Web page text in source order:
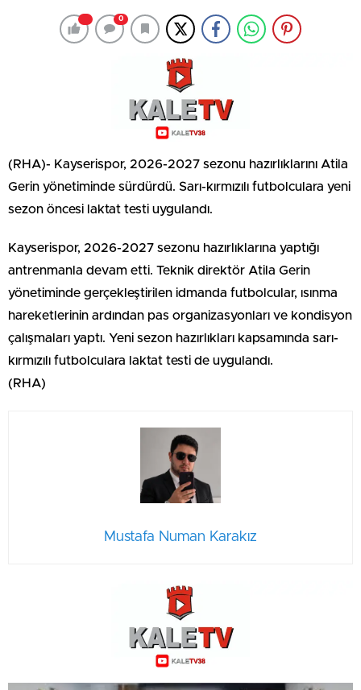
0
(RHA)- Kayserispor, 2026-2027 sezonu hazırlıklarını Atila
Gerin yönetiminde sürdürdü. Sarı-kırmızılı futbolculara yeni
sezon öncesi laktat testi uygulandı.
Kayserispor, 2026-2027 sezonu hazırlıklarına yaptığı
antrenmanla devam etti. Teknik direktör Atila Gerin
yönetiminde gerçekleştirilen idmanda futbolcular, ısınma
hareketlerinin ardından pas organizasyonları ve kondisyon
çalışmaları yaptı. Yeni sezon hazırlıkları kapsamında sarı-
kırmızılı futbolculara laktat testi de uygulandı.
(RHA)
Mustafa Numan Karakız